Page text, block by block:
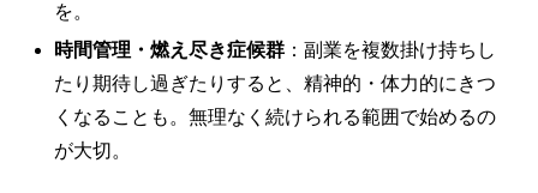
を。
時間管理・燃え尽き症候群 ：副業を複数掛け持ちし
たり期待し過ぎたりすると、精神的・体力的にきつ
くなることも。無理なく続けられる範囲で始めるの
が大切。